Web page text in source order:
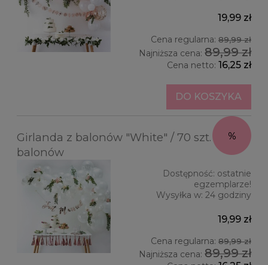
19,99 zł
Cena regularna: 89,99 zł
Najniższa cena: 89,99 zł
Cena netto: 16,25 zł
DO KOSZYKA
Girlanda z balonów "White" / 70 szt.
balonów
Dostępność: ostatnie
egzemplarze!
Wysyłka w: 24 godziny
19,99 zł
Cena regularna: 89,99 zł
Najniższa cena: 89,99 zł